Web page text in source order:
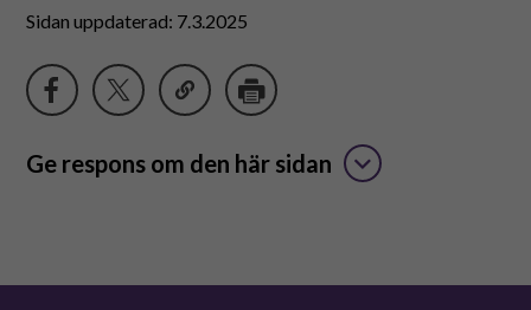
Material
Bildverktyg
Tillgänglighet
Sidan uppdaterad: 7.3.2025
Ge respons om den här sidan